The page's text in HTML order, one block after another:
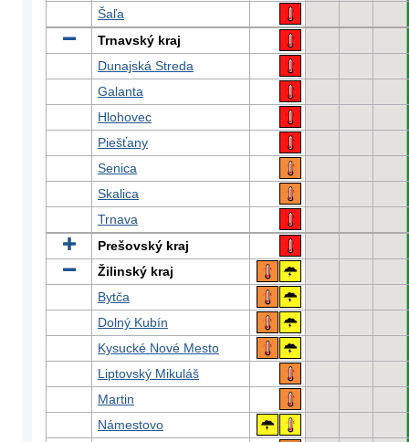
Šaľa
Trnavský kraj
Dunajská Streda
Galanta
Hlohovec
Piešťany
Senica
Skalica
Trnava
Prešovský kraj
Žilinský kraj
Bytča
Dolný Kubín
Kysucké Nové Mesto
Liptovský Mikuláš
Martin
Námestovo